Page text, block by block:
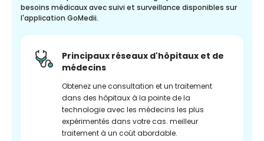
besoins médicaux avec suivi et surveillance disponibles sur
l'application GoMedii.
Principaux réseaux d'hôpitaux et de
médecins
Obtenez une consultation et un traitement
dans des hôpitaux à la pointe de la
technologie avec les médecins les plus
expérimentés dans votre cas. meilleur
traitement à un coût abordable.